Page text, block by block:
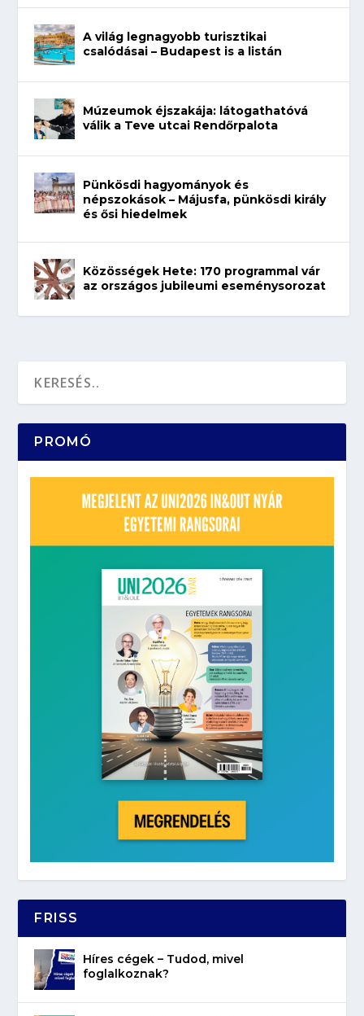
A világ legnagyobb turisztikai
csalódásai – Budapest is a listán
Múzeumok éjszakája: látogathatóvá
válik a Teve utcai Rendőrpalota
Pünkösdi hagyományok és
népszokások – Májusfa, pünkösdi király
és ősi hiedelmek
Közösségek Hete: 170 programmal vár
az országos jubileumi eseménysorozat
PROMÓ
FRISS
Híres cégek – Tudod, mivel
foglalkoznak?